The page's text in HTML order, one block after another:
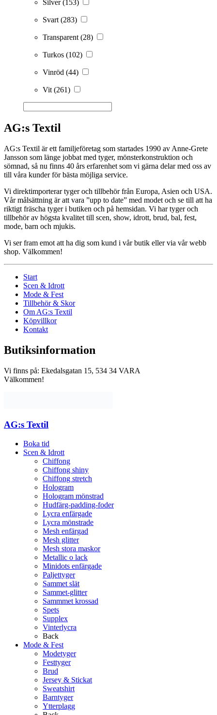
Silver(153)
Svart (283)
Transparent (28)
Turkos (102)
Vinröd (44)
Vit (261)
AG:s Textil
AG:s Textil är ett familjeföretag som startades 1990 av Anne-Grete
Jansson som länge jobbat med tyger, mönsterkonstruktion och
sömnad, så nu finns 40 års erfarenhet som vi gärna delar med oss av
till våra kunder för bästa möjliga service.
Vi direktimporterar tyger och tillbehör från Europa, Asien och USA.
Vår målsättning är att vara ”upp to date” med modet och se till att ha
riktigt fräscha tyger i butiken och på hemsidan. Vi har tyger och
tillbehör av högsta kvalitet till scen, show, idrott, brud, bal, fest,
mode, barn och mjukis.
Vi ser fram emot att ha dig som kund i vår butik eller via vår webb
shop. Välkommen!
Start
Scen & Idrott
Mode & Fest
Tillbehör & Skor
Om AG:s Textil
Köpvillkor
Kontakt
Butiksinformation
Vi finns på: Ekedalsgatan 15, 534 34 VARA
Välkommen!
AG:s Textil
Boka tid
Scen & Idrott
Chiffong
Chiffong shiny
Chiffong stretch
Hologram
Hologram mönstrad
Hudfärg-padding-foder
Lycra enfärgade
Lycra mönstrade
Mesh enfärgad
Mesh glitter
Mesh stora maskor
Metallic o lack
Minidots enfärgade
Paljettyger
Sammet slät
Sammet-glitter
Sammmet krossad
Spets
Supplex
Vinterlycra
Back
Mode & Fest
Modetyger
Festtyger
Brud
Jersey & Stickat
Sweatshirt
Barntyger
Ytterplagg